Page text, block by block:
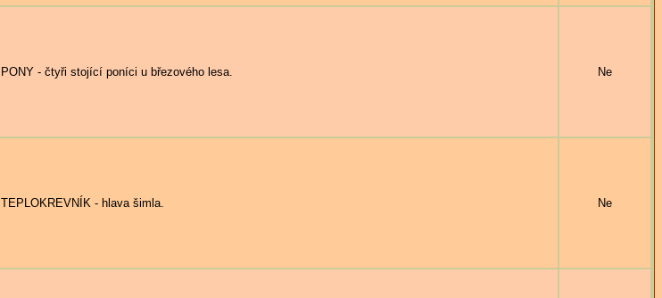
PONY - čtyři stojící poníci u březového lesa. Ne
TEPLOKREVNÍK - hlava šimla. Ne